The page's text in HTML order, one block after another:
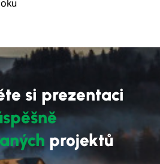
si prezentaci
projektů